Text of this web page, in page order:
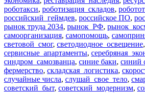
роботакси, роботизация_складов,
российский_геймдев, российское ПО,
рынок труда 2034, рынок_РФ,
самоорганизация, самопомощь,
световой_смог, светодиодное_освещение,
сервисные_апартаменты,
синдром_самозванца, синие баки, синий
фермерство, складская_логистика,
случайные числа, слушай_свое_тело,
советский_быт, советский_модернизм,